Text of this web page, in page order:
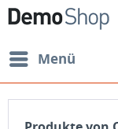
Menü